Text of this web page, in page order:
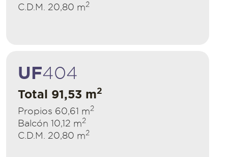
C.D.M. 20,80 m2
UF404
Total 91,53 m2
Propios 60,61 m2
Balcón 10,12 m2
C.D.M. 20,80 m2